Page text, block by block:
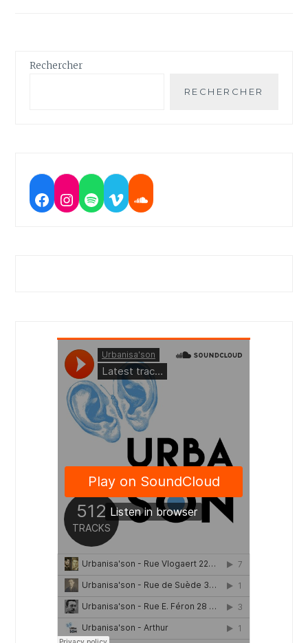
Rechercher
RECHERCHER
Facebook
Instagram
Spotify
VimeoSoundcloud